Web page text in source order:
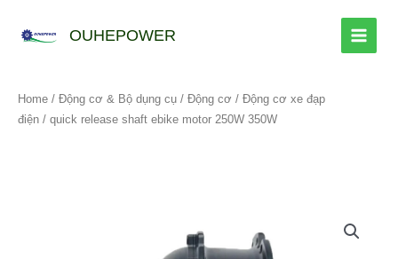
OUHEPOWER
Home / Động cơ & Bộ dụng cụ / Động cơ / Động cơ xe đạp
điện / quick release shaft ebike motor 250W 350W